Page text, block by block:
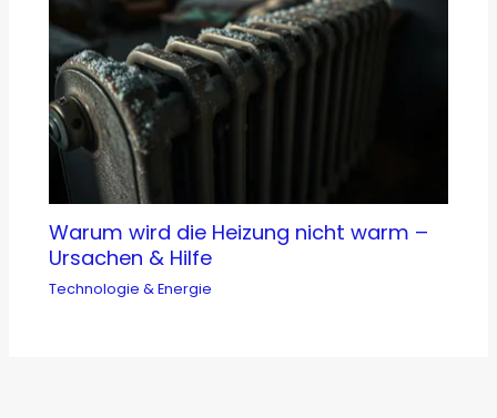
Warum wird die Heizung nicht warm –
Ursachen & Hilfe
Technologie & Energie